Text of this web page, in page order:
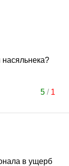
5/ 1
в ущерб